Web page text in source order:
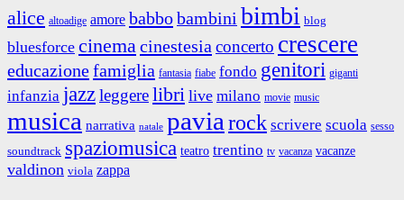
alice altoadige amore babbobambini bimbi blog
bluesforce cinema cinestesia concerto crescere
educazionefamiglia fantasia fiabe fondo genitori giganti
infanzia jazzleggerelibri live milano movie music
musica narrativa natale pavia rock scrivere scuola sesso
soundtrack spaziomusica teatro trentino tv vacanza vacanze
valdinon viola zappa